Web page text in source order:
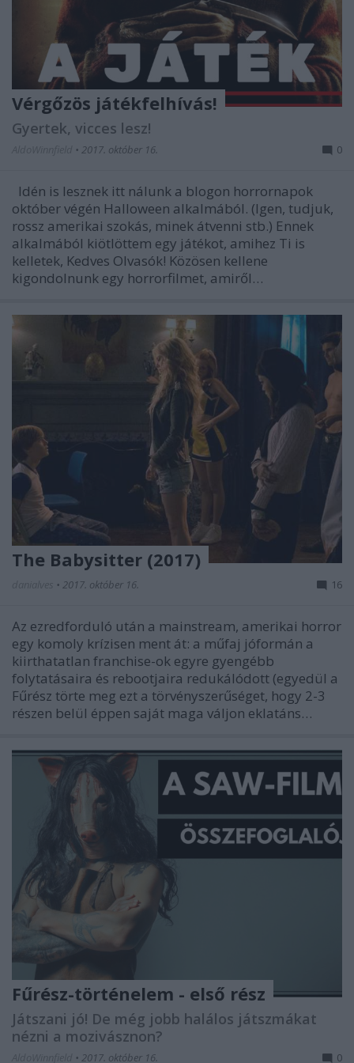
Vérgőzös játékfelhívás!
Gyertek, vicces lesz!
• 2017. október 16. 0
Idén is lesznek itt nálunk a blogon horrornapok
október végén Halloween alkalmából. (Igen, tudjuk,
rossz amerikai szokás, minek átvenni stb.) Ennek
alkalmából kiötlöttem egy játékot, amihez Ti is
kelletek, Kedves Olvasók! Közösen kellene
kigondolnunk egy horrorfilmet, amiről…
The Babysitter (2017)
• 2017. október 16. 16
Az ezredforduló után a mainstream, amerikai horror
egy komoly krízisen ment át: a műfaj jóformán a
kiirthatatlan franchise-ok egyre gyengébb
folytatásaira és rebootjaira redukálódott (egyedül a
Fűrész törte meg ezt a törvényszerűséget, hogy 2-3
részen belül éppen saját maga váljon eklatáns…
Fűrész-történelem - első rész
Játszani jó! De még jobb halálos játszmákat
nézni a mozivásznon?
• 2017. október 16. 0